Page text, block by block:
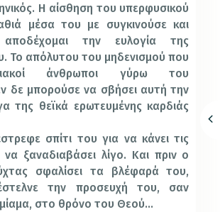
Η αίσθηση του υπερφυσικού
μέσα του με συγκινούσε και
την ευλογία της
Το απόλυτου του μηδενισμού που
άνθρωποι γύρω του
δε μπορούσε να σβήσει αυτή την
της θεϊκά ερωτευμένης καρδιάς
σπίτι του για να κάνει τις
να ξαναδιαβάσει λίγο. Και πριν ο
σφαλίσει τα βλέφαρά του,
την προσευχή του, σαν
στο θρόνο του Θεού…